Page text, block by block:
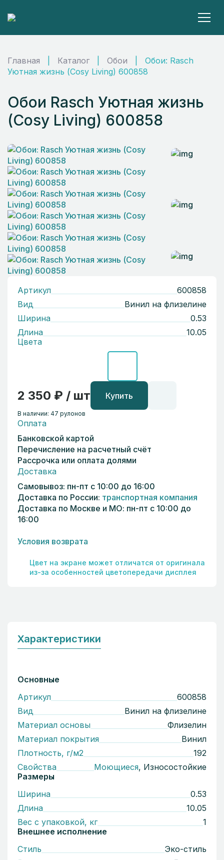
Главная Каталог Обои
Обои: Rasch
Уютная жизнь (Cosy Living) 600858
Обои Rasch Уютная жизнь
(Cosy Living) 600858
Артикул
600858
Вид
Винил на флизелине
Ширина
0.53
Длина
10.05
Цвета
2 350 ₽ / шт Купить
В наличии: 47 рулонов
Оплата
Банковской картой
Перечисление на расчетный счёт
Рассрочка или оплата долями
Доставка
Самовывоз: пн-пт с 10:00 до 16:00
Доставка по России: транспортная компания
Доставка по Москве и МО: пн-пт с 10:00 до
16:00
Условия возврата
Цвет на экране может отличатся от оригинала
из-за особенностей цветопередачи дисплея
Характеристики
Основные
Артикул
600858
Вид
Винил на флизелине
Материал основы
Флизелин
Материал покрытия
Винил
Плотность, г/м2
192
Свойства
Моющиеся, Износостойкие
Размеры
Ширина
0.53
Длина
10.05
Вес с упаковкой, кг
1
Внешнее исполнение
Стиль
Эко-стиль